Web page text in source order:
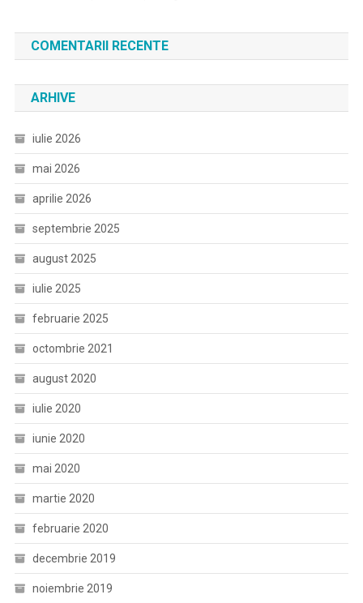
COMENTARII RECENTE
ARHIVE
iulie 2026
mai 2026
aprilie 2026
septembrie 2025
august 2025
iulie 2025
februarie 2025
octombrie 2021
august 2020
iulie 2020
iunie 2020
mai 2020
martie 2020
februarie 2020
decembrie 2019
noiembrie 2019